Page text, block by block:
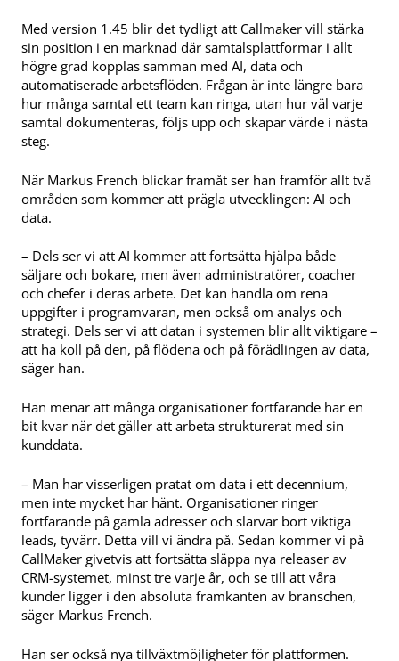
Med version 1.45 blir det tydligt att Callmaker vill stärka
sin position i en marknad där samtalsplattformar i allt
högre grad kopplas samman med AI, data och
automatiserade arbetsflöden. Frågan är inte längre bara
hur många samtal ett team kan ringa, utan hur väl varje
samtal dokumenteras, följs upp och skapar värde i nästa
steg.
När Markus French blickar framåt ser han framför allt två
områden som kommer att prägla utvecklingen: AI och
data.
– Dels ser vi att AI kommer att fortsätta hjälpa både
säljare och bokare, men även administratörer, coacher
och chefer i deras arbete. Det kan handla om rena
uppgifter i programvaran, men också om analys och
strategi. Dels ser vi att datan i systemen blir allt viktigare –
att ha koll på den, på flödena och på förädlingen av data,
säger han.
Han menar att många organisationer fortfarande har en
bit kvar när det gäller att arbeta strukturerat med sin
kunddata.
– Man har visserligen pratat om data i ett decennium,
men inte mycket har hänt. Organisationer ringer
fortfarande på gamla adresser och slarvar bort viktiga
leads, tyvärr. Detta vill vi ändra på. Sedan kommer vi på
CallMaker givetvis att fortsätta släppa nya releaser av
CRM-systemet, minst tre varje år, och se till att våra
kunder ligger i den absoluta framkanten av branschen,
säger Markus French.
Han ser också nya tillväxtmöjligheter för plattformen.